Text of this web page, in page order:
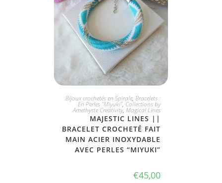
JE L'ADOPTE
Bijoux crochetés en Spirale, Bracelets :
En Perles "Miyuki", Collections by
Amethyste Creativity, Magical Lines
MAJESTIC LINES ||
BRACELET CROCHETÉ FAIT
MAIN ACIER INOXYDABLE
AVEC PERLES “MIYUKI”
€45,00